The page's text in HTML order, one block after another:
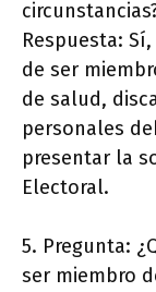
Respuesta:
de ser
de salud,
personales
presentar la
Electoral.
5. Pregunta:
ser miembro